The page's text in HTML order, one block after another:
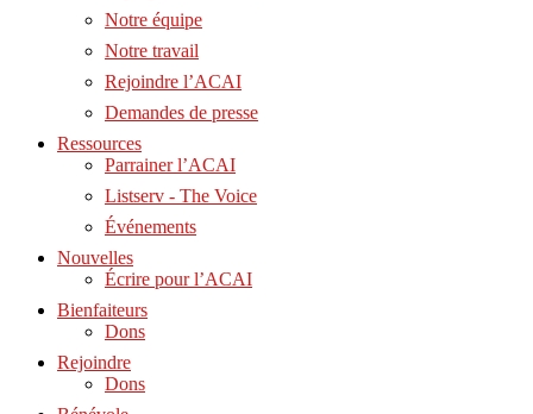
Notre équipe
Notre travail
Rejoindre l’ACAI
Demandes de presse
Ressources
Parrainer l’ACAI
Listserv - The Voice
Événements
Nouvelles
Écrire pour l’ACAI
Bienfaiteurs
Dons
Rejoindre
Dons